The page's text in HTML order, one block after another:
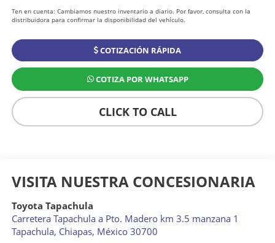
Ten en cuenta: Cambiamos nuestro inventario a diario. Por favor, consulta con la
distribuidora para confirmar la disponibilidad del vehículo.
COTIZACIÓN RÁPIDA
COTIZA POR WHATSAPP
CLICK TO CALL
VISITA NUESTRA CONCESIONARIA
Toyota Tapachula
Carretera Tapachula a Pto. Madero km 3.5 manzana 1
Tapachula, Chiapas, México 30700